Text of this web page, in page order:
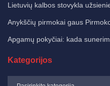
Lietuvių kalbos stovykla
Anykščių pirmokai gaus
Apgamų pokyčiai: kada
Kategorijos